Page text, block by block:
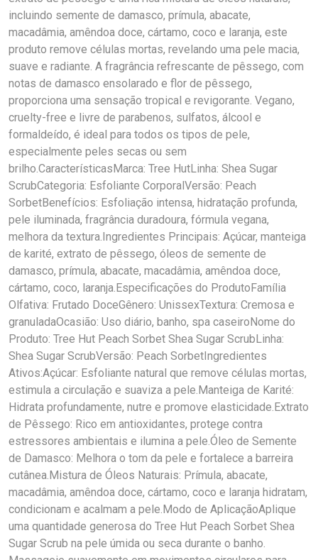
incluindo semente de damasco, prímula, abacate,
macadâmia, amêndoa doce, cártamo, coco e laranja, este
produto remove células mortas, revelando uma pele macia,
suave e radiante. A fragrância refrescante de pêssego, com
notas de damasco ensolarado e flor de pêssego,
proporciona uma sensação tropical e revigorante. Vegano,
cruelty-free e livre de parabenos, sulfatos, álcool e
formaldeído, é ideal para todos os tipos de pele,
especialmente peles secas ou sem
brilho.CaracterísticasMarca: Tree HutLinha: Shea Sugar
ScrubCategoria: Esfoliante CorporalVersão: Peach
SorbetBenefícios: Esfoliação intensa, hidratação profunda,
pele iluminada, fragrância duradoura, fórmula vegana,
melhora da textura.Ingredientes Principais: Açúcar, manteiga
de karité, extrato de pêssego, óleos de semente de
damasco, prímula, abacate, macadâmia, amêndoa doce,
cártamo, coco, laranja.Especificações do ProdutoFamília
Olfativa: Frutado DoceGênero: UnissexTextura: Cremosa e
granuladaOcasião: Uso diário, banho, spa caseiroNome do
Produto: Tree Hut Peach Sorbet Shea Sugar ScrubLinha:
Shea Sugar ScrubVersão: Peach SorbetIngredientes
Ativos:Açúcar: Esfoliante natural que remove células mortas,
estimula a circulação e suaviza a pele.Manteiga de Karité:
Hidrata profundamente, nutre e promove elasticidade.Extrato
de Pêssego: Rico em antioxidantes, protege contra
estressores ambientais e ilumina a pele.Óleo de Semente
de Damasco: Melhora o tom da pele e fortalece a barreira
cutânea.Mistura de Óleos Naturais: Prímula, abacate,
macadâmia, amêndoa doce, cártamo, coco e laranja hidratam,
condicionam e acalmam a pele.Modo de AplicaçãoAplique
uma quantidade generosa do Tree Hut Peach Sorbet Shea
Sugar Scrub na pele úmida ou seca durante o banho.